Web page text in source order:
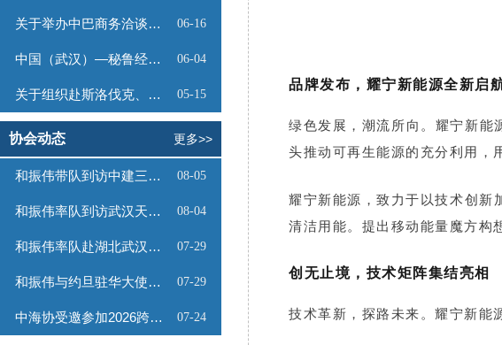
关于举办中巴商务洽谈会的通知 06-16
中国（武汉）—秘鲁经贸合作推介会邀请函 06-04
关于组织赴斯洛伐克、奥地利商务考察的函 05-15
协会动态 更多>>
和振伟带队到访中建三局数字工程有限公司 08-05
和振伟率队到访武汉天源集团 08-04
和振伟率队赴湖北武汉调研 07-29
和振伟与约旦驻华大使会谈 07-29
中海协受邀参加2026跨境能源矿产出海专题路演会 07-24
品牌发布，耀宁新能源全新启
绿色发展，潮流所向。耀宁新能
头推动可再生能源的充分利用，
耀宁新能源，致力于以技术创新
清洁用能。提出移动能量魔方构
创无止境，技术矩阵集结亮相
技术革新，探路未来。耀宁新能